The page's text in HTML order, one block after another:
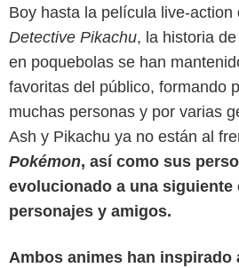
Boy hasta la película live-action
Detective Pikachu, la historia
en poquebolas se han
favoritas del público, formando
muchas personas y por varias
Ash y Pikachu ya no están al
Pokémon, así como sus
evolucionado a una siguiente
personajes y amigos.
Ambos animes han inspirado